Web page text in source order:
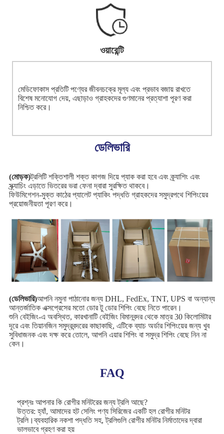
ওয়ারেন্টি
মেডিফোকাস প্রতিটি পণ্যের জীবনচক্রে মূল্য এবং প্রভাব বজায় রাখতে
বিশেষ মনোযোগ দেয়, এছাড়াও গ্রাহকদের গুণমানের প্রত্যাশা পূরণ করা
নিশ্চিত করে।
ডেলিভারি
(মোড়ক)ট্রলিটি শক্তিশালী শক্ত কাগজ দিয়ে প্যাক করা হবে এবং ক্র্যাশিং এবং
স্ক্র্যাচিং এড়াতে ভিতরের ভরা ফেনা দ্বারা সুরক্ষিত থাকবে।
ফিউমিগেশন-মুক্ত কাঠের প্যালেট প্যাকিং পদ্ধতি গ্রাহকদের সমুদ্রপথে শিপিংয়ের
প্রয়োজনীয়তা পূরণ করে।
(ডেলিভারি)আপনি নমুনা পাঠানোর জন্য DHL, FedEx, TNT, UPS বা অন্যান্য
আন্তর্জাতিক এক্সপ্রেসের মতো ডোর টু ডোর শিপিং বেছে নিতে পারেন।
শুনি বেইজিং-এ অবস্থিত, কারখানাটি বেইজিং বিমানবন্দর থেকে মাত্র 30 কিলোমিটার
দূরে এবং তিয়ানজিন সমুদ্রবন্দরের কাছাকাছি, এটিকে ব্যাচ অর্ডার শিপিংয়ের জন্য খুব
সুবিধাজনক এবং দক্ষ করে তোলে, আপনি এয়ার শিপিং বা সমুদ্র শিপিং বেছে নিন না
কেন।
FAQ
প্রশ্নঃ আপনার কি রোগীর মনিটরের জন্য ট্রলি আছে?
উত্তর: হ্যাঁ, আমাদের হট সেলিং পণ্য সিরিজের একটি হল রোগীর মনিটর
ট্রলি।ব্যবহারিক নকশা পদ্ধতি সহ, ট্রলিগুলি রোগীর মনিটর নির্মাতাদের দ্বারা
ভালভাবে গ্রহণ করা হয়